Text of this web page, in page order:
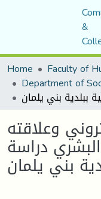
&
Home
Department of
وعلاقته
دراسة
بني يلمان